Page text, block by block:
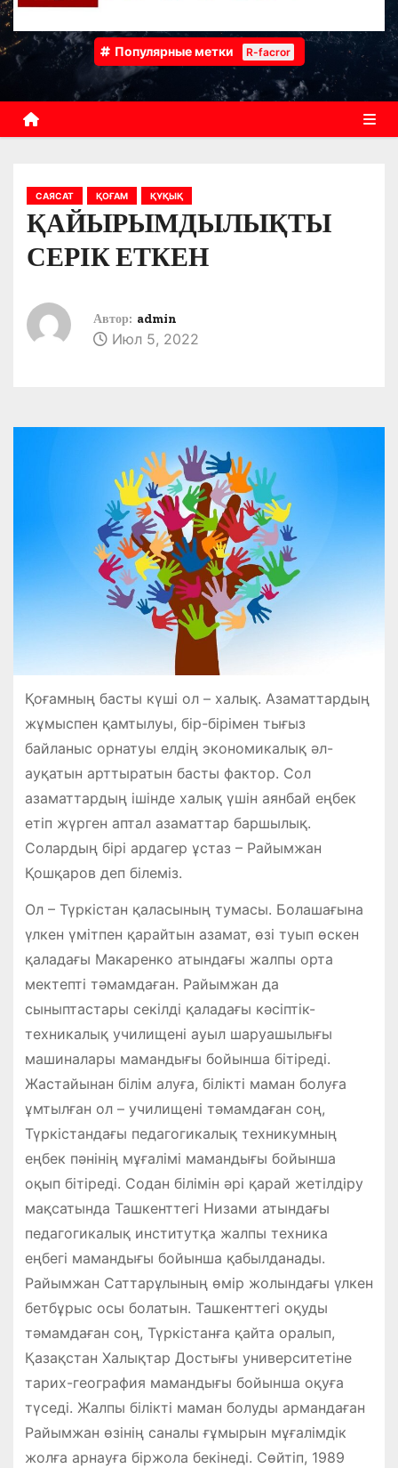
Популярные метки R-facror
САЯСАТ ҚОҒАМ ҚҰҚЫҚ
ҚАЙЫРЫМДЫЛЫҚТЫ
СЕРІК ЕТКЕН
Автор: admin
Июл 5, 2022
Қоғамның басты күші ол – халық. Азаматтардың
жұмыспен қамтылуы, бір-бірімен тығыз
байланыс орнатуы елдің экономикалық әл-
ауқатын арттыратын басты фактор. Сол
азаматтардың ішінде халық үшін аянбай еңбек
етіп жүрген аптал азаматтар баршылық.
Солардың бірі ардагер ұстаз – Райымжан
Қошқаров деп білеміз.
Ол – Түркістан қаласының тумасы. Болашағына
үлкен үмітпен қарайтын азамат, өзі туып өскен
қаладағы Макаренко атындағы жалпы орта
мектепті тәмамдаған. Райымжан да
сыныптастары секілді қаладағы кәсіптік-
техникалық училищені ауыл шаруашылығы
машиналары мамандығы бойынша бітіреді.
Жастайынан білім алуға, білікті маман болуға
ұмтылған ол – училищені тәмамдаған соң,
Түркістандағы педагогикалық техникумның
еңбек пәнінің мұғалімі мамандығы бойынша
оқып бітіреді. Содан білімін әрі қарай жетілдіру
мақсатында Ташкенттегі Низами атындағы
педагогикалық институтқа жалпы техника
еңбегі мамандығы бойынша қабылданады.
Райымжан Саттарұлының өмір жолындағы үлкен
бетбұрыс осы болатын. Ташкенттегі оқуды
тәмамдаған соң, Түркістанға қайта оралып,
Қазақстан Халықтар Достығы университетіне
тарих-география мамандығы бойынша оқуға
түседі. Жалпы білікті маман болуды армандаған
Райымжан өзінің саналы ғұмырын мұғалімдік
жолға арнауға біржола бекінеді. Сөйтіп, 1989